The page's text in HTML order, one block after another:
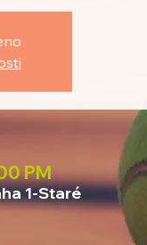
PM
1-Staré